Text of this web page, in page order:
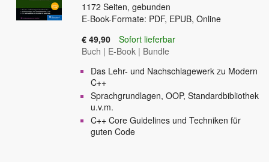
1172 Seiten, gebunden
E-Book-Formate: PDF, EPUB, Online
€ 49,90
Sofort lieferbar
Buch | E-Book | Bundle
Das Lehr- und Nachschlagewerk zu Modern
C++
Sprachgrundlagen, OOP, Standardbibliothek
u.v.m.
C++ Core Guidelines und Techniken für
guten Code